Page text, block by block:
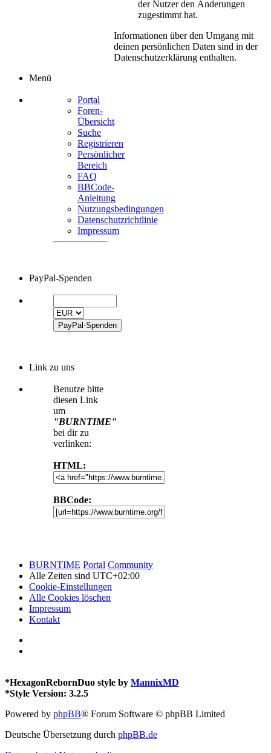
der Nutzer den Änderungen
zugestimmt hat.
Informationen über den Umgang mit
deinen persönlichen Daten sind in der
Datenschutzerklärung enthalten.
Menü
Portal
Foren-
Übersicht
Suche
Registrieren
Persönlicher
Bereich
FAQ
BBCode-
Anleitung
Nutzungsbedingungen
Datenschutzrichtlinie
Impressum
PayPal-Spenden
Link zu uns
Benutze bitte
diesen Link
um
"BURNTIME"
bei dir zu
verlinken:
HTML:
BBCode:
BURNTIME Portal Community
Alle Zeiten sind UTC+02:00
Cookie-Einstellungen
Alle Cookies löschen
Impressum
Kontakt
*HexagonRebornDuo style by MannixMD
*Style Version: 3.2.5
Powered by phpBB® Forum Software © phpBB Limited
Deutsche Übersetzung durch phpBB.de